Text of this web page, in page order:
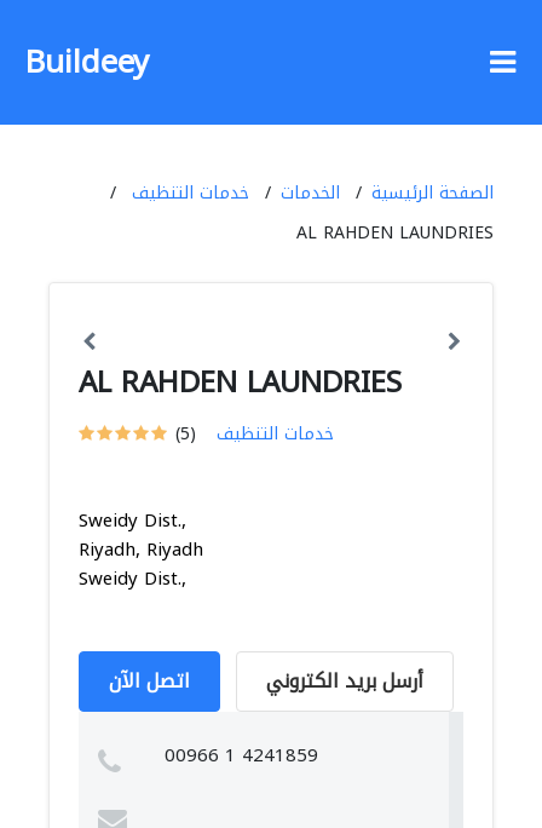
Buildeey
الصفحة الرئيسية الخدمات
خدمات التنظيف
AL RAHDEN LAUNDRIES
AL RAHDEN LAUNDRIES
(5) خدمات التنظيف
Sweidy Dist.,
Riyadh, Riyadh
Sweidy Dist.,
اتصل الآن أرسل بريد الكتروني
00966 1 4241859